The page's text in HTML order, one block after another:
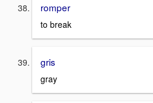
romper
to break
gris
gray